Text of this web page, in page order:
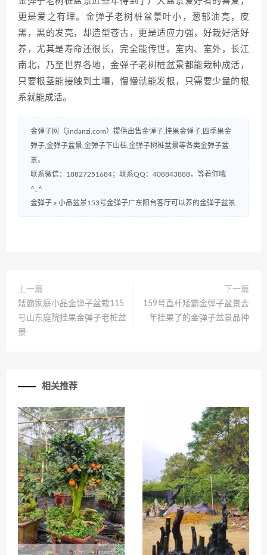
更是爱之有理。金弹子老树桩盆景叶小，葱郁油亮，皮
黑，黑的发亮，却造型苍古，更是适应力强，好栽好活好
养，尤其是寿命还很长，完全能传世。室内、室外，长江
南北，乃至世界各地，金弹子老树桩盆景都能栽种成活，
只要根茎能接触到土壤，慢慢就能发根，只需要少量的根
系就能成活。
金弹子网（jindanzi.com）提供出售金弹子,挂果金弹子,四季果金
弹子,金弹子盆景,金弹子下山桩,金弹子树桩盆景等各类金弹子盆
景。
联系微信：18827251684；联系QQ：408843888，等着你哦
^_^
金弹子 » 小品盆景153号金弹子广东阳台客厅可以养的金弹子盆景
上一篇
矮霸家庭小品金弹子盆栽115
号山东庭院挂果金弹子老桩盆
景
下一篇
159号直杆矮霸金弹子盆景去
年挂果了的金弹子盆景品种
相关推荐